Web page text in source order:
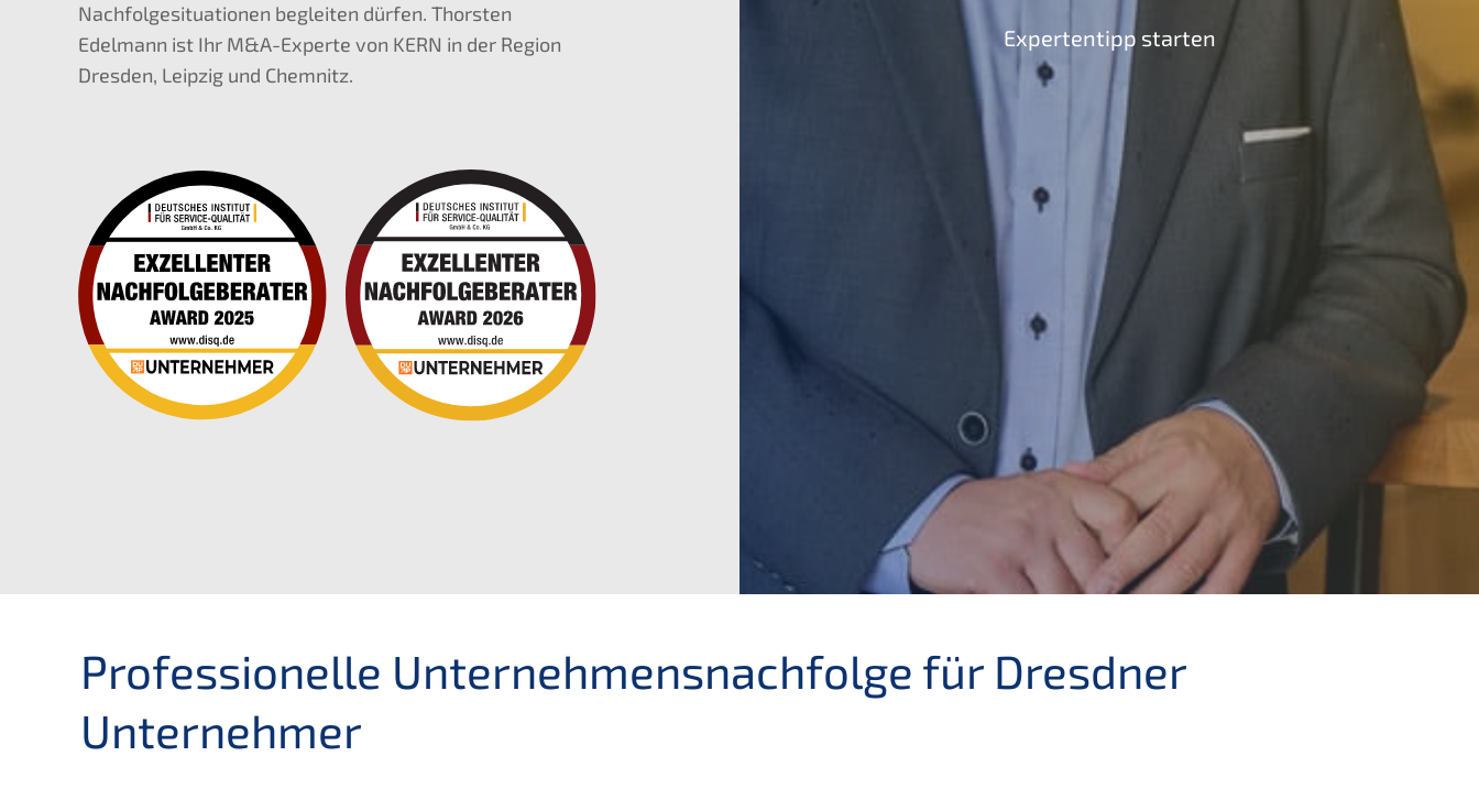
Nachfolgesituationen begleiten dürfen. Thorsten
Edelmann ist Ihr M&A-Experte von KERN in der Region
Dresden, Leipzig und Chemnitz.
Expertentipp starten
Professionelle Unternehmensnachfolge für Dresdner
Unternehmer